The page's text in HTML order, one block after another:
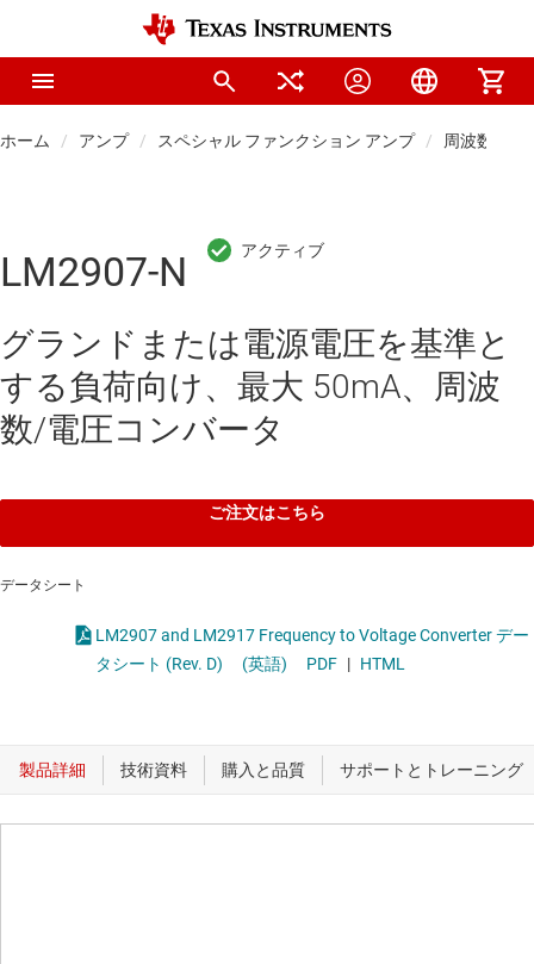
ホーム アンプ スペシャル ファンクション アンプ 周波数コン
LM2907-N
グランドまたは電源電圧を基準と
する負荷向け、最大 50mA、周波
数/電圧コンバータ
ご注文はこちら
データシート
LM2907 and LM2917 Frequency to Voltage Converter デー
タシート (Rev. D)
(英語) PDF | HTML